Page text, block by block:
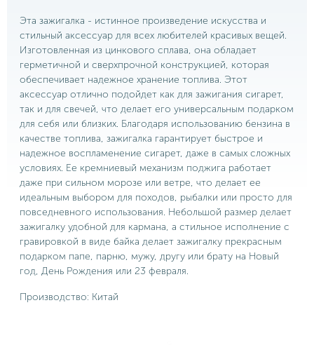
Эта зажигалка - истинное произведение искусства и
стильный аксессуар для всех любителей красивых вещей.
Изготовленная из цинкового сплава, она обладает
герметичной и сверхпрочной конструкцией, которая
обеспечивает надежное хранение топлива. Этот
аксессуар отлично подойдет как для зажигания сигарет,
так и для свечей, что делает его универсальным подарком
для себя или близких. Благодаря использованию бензина в
качестве топлива, зажигалка гарантирует быстрое и
надежное воспламенение сигарет, даже в самых сложных
условиях. Ее кремниевый механизм поджига работает
даже при сильном морозе или ветре, что делает ее
идеальным выбором для походов, рыбалки или просто для
повседневного использования. Небольшой размер делает
зажигалку удобной для кармана, а стильное исполнение c
гравировкой в виде байка делает зажигалку прекрасным
подарком папе, парню, мужу, другу или брату на Новый
год, День Рождения или 23 февраля.
Производство: Китай